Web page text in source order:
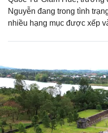
Nguyễn đang trong tình
nhiều hạng mục được xếp